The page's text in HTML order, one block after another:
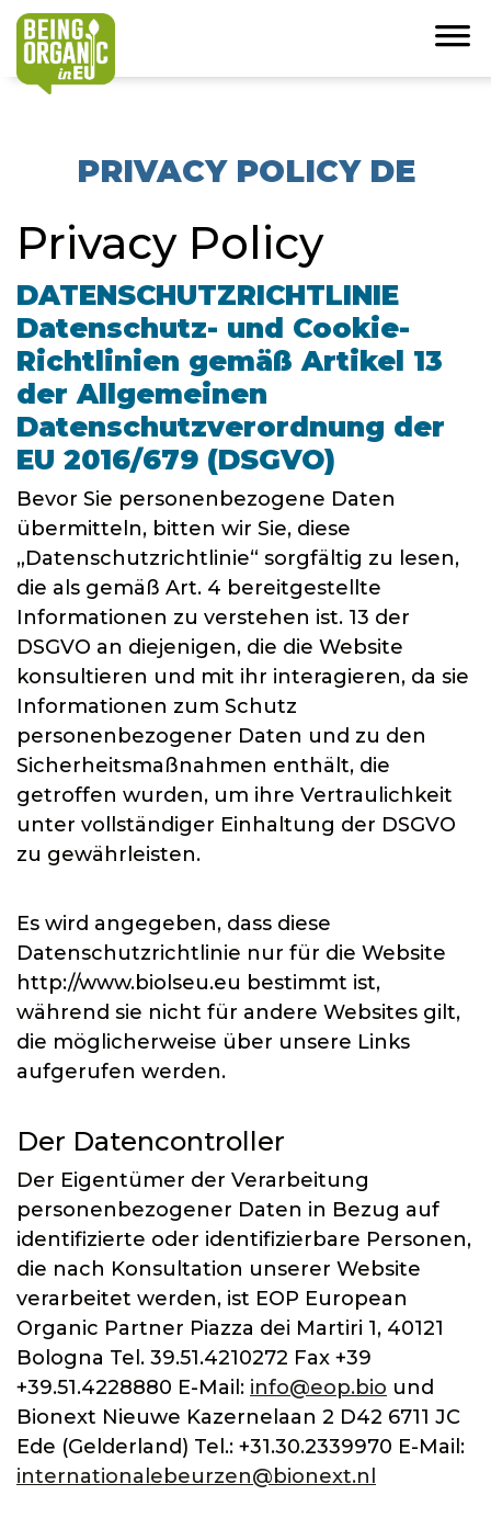
PRIVACY POLICY DE
Privacy Policy
DATENSCHUTZRICHTLINIE
Datenschutz- und Cookie-
Richtlinien gemäß Artikel 13
der Allgemeinen
Datenschutzverordnung der
EU 2016/679 (DSGVO)
Bevor Sie personenbezogene Daten
übermitteln, bitten wir Sie, diese
„Datenschutzrichtlinie“ sorgfältig zu lesen,
die als gemäß Art. 4 bereitgestellte
Informationen zu verstehen ist. 13 der
DSGVO an diejenigen, die die Website
konsultieren und mit ihr interagieren, da sie
Informationen zum Schutz
personenbezogener Daten und zu den
Sicherheitsmaßnahmen enthält, die
getroffen wurden, um ihre Vertraulichkeit
unter vollständiger Einhaltung der DSGVO
zu gewährleisten.
Es wird angegeben, dass diese
Datenschutzrichtlinie nur für die Website
http://www.biolseu.eu bestimmt ist,
während sie nicht für andere Websites gilt,
die möglicherweise über unsere Links
aufgerufen werden.
Der Datencontroller
Der Eigentümer der Verarbeitung
personenbezogener Daten in Bezug auf
identifizierte oder identifizierbare Personen,
die nach Konsultation unserer Website
verarbeitet werden, ist EOP European
Organic Partner Piazza dei Martiri 1, 40121
Bologna Tel. 39.51.4210272 Fax +39
+39.51.4228880 E-Mail: info@eop.bio und
Bionext Nieuwe Kazernelaan 2 D42 6711 JC
Ede (Gelderland) Tel.: +31.30.2339970 E-Mail:
internationalebeurzen@bionext.nl